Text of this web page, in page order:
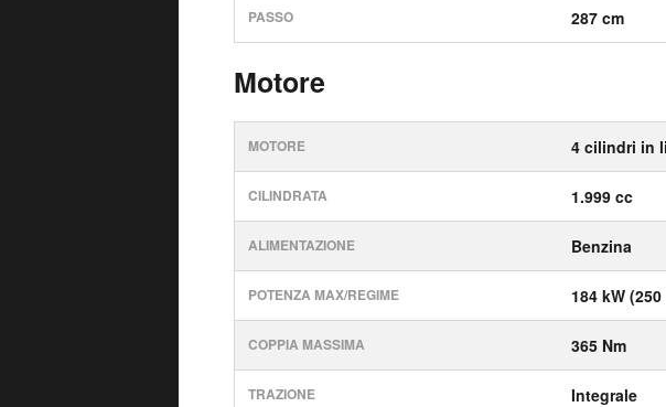
PASSO 287 cm
Motore
MOTORE 4 cilindri in
CILINDRATA 1.999 cc
ALIMENTAZIONE Benzina
POTENZA MAX/REGIME 184 kW
COPPIA MASSIMA 365 Nm
TRAZIONE Integrale